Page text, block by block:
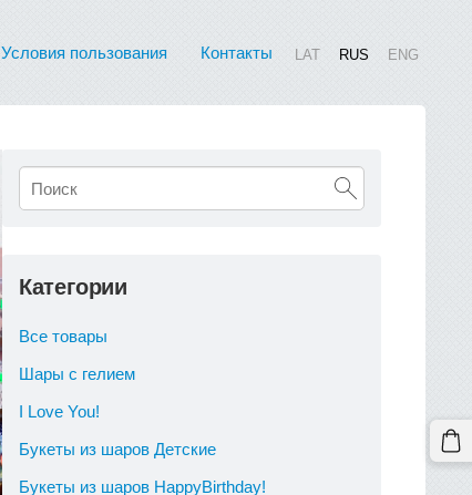
Условия пользования Контакты LAT RUS ENG
Категории
Все товары
Шары с гелием
I Love You!
Букеты из шаров Детские
Букеты из шаров HappyBirthday!